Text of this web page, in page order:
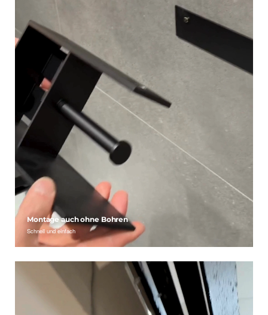
Montage auch ohne Bohren
Schnell und einfach